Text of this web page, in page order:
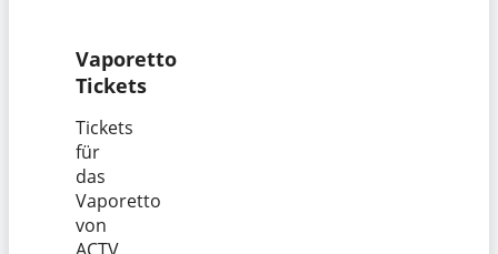
Vaporetto
Tickets
Tickets
für
das
Vaporetto
von